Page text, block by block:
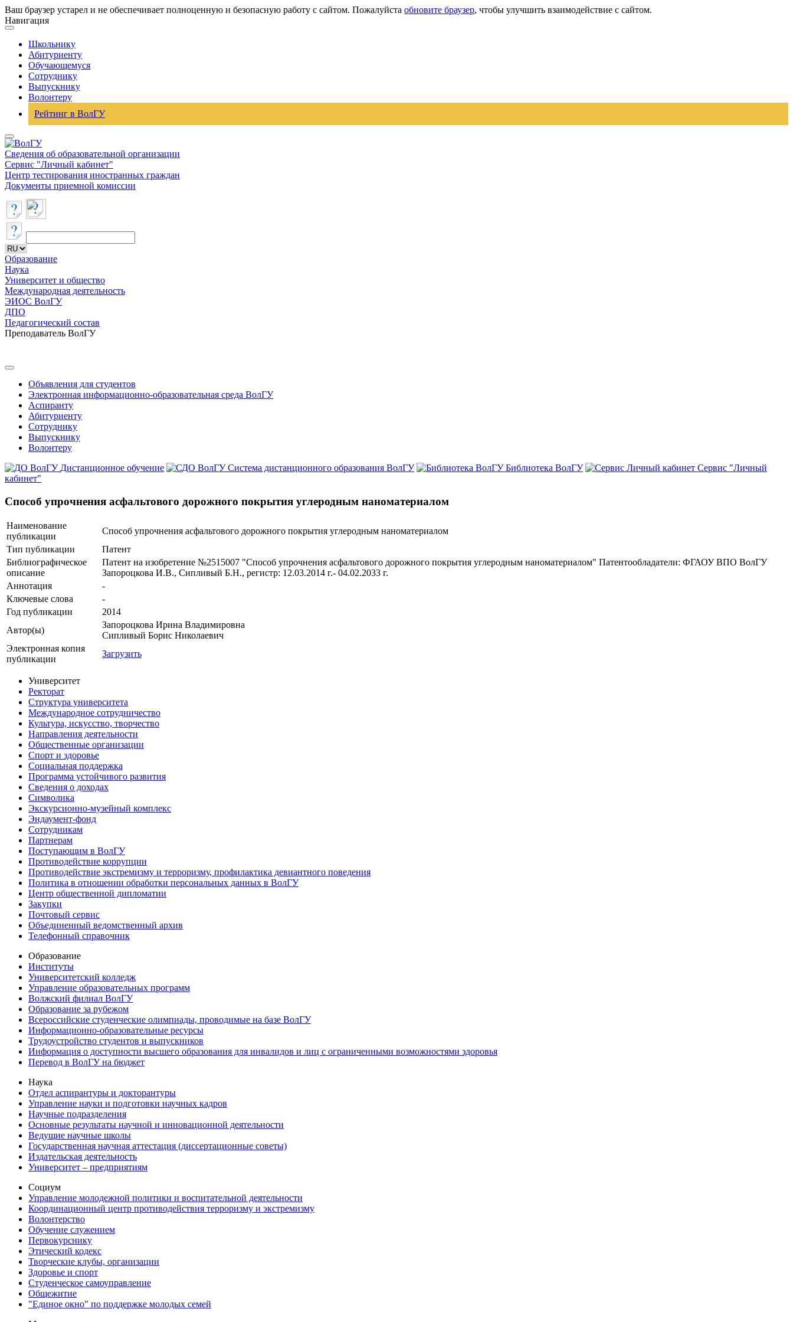
Ваш браузер устарел и не обеспечивает полноценную и безопасную работу с сайтом. Пожалуйста обновите браузер, чтобы улучшить взаимодействие с сайтом.
Навигация
Школьнику
Абитуриенту
Обучающемуся
Сотруднику
Выпускнику
Волонтеру
Рейтинг в ВолГУ
Сведения об образовательной организации
Сервис "Личный кабинет"
Центр тестирования иностранных граждан
Документы приемной комиссии
Образование
Наука
Университет и общество
Международная деятельность
ЭИОС ВолГУ
ДПО
Педагогический состав
Преподаватель ВолГУ
Объявления для студентов
Электронная информационно-образовательная среда ВолГУ
Аспиранту
Абитуриенту
Сотруднику
Выпускнику
Волонтеру
Дистанционное обучение
Система дистанционного образования ВолГУ Библиотека ВолГУ
Сервис "Личный
кабинет"
Способ упрочнения асфальтового дорожного покрытия углеродным наноматериалом
Наименование
публикации
Способ упрочнения асфальтового дорожного покрытия углеродным наноматериалом
Тип публикации
Патент
Библиографическое
описание
Патент на изобретение №2515007 "Способ упрочнения асфальтового дорожного покрытия углеродным наноматериалом" Патентообладатели: ФГАОУ ВПО ВолГУ
Запороцкова И.В., Сипливый Б.Н., регистр: 12.03.2014 г.- 04.02.2033 г.
Аннотация
-
Ключевые cлова
-
Год публикации
2014
Автор(ы)
Запороцкова Ирина Владимировна
Сипливый Борис Николаевич
Электронная копия
публикации
Загрузить
Университет
Ректорат
Структура университета
Международное сотрудничество
Культура, искусство, творчество
Направления деятельности
Общественные организации
Спорт и здоровье
Социальная поддержка
Программа устойчивого развития
Сведения о доходах
Символика
Экскурсионно-музейный комплекс
Эндаумент-фонд
Сотрудникам
Партнерам
Поступающим в ВолГУ
Противодействие коррупции
Противодействие экстремизму и терроризму, профилактика девиантного поведения
Политика в отношении обработки персональных данных в ВолГУ
Центр общественной дипломатии
Закупки
Почтовый сервис
Объединенный ведомственный архив
Телефонный справочник
Образование
Институты
Университетский колледж
Управление образовательных программ
Волжский филиал ВолГУ
Образование за рубежом
Всероссийские студенческие олимпиады, проводимые на базе ВолГУ
Информационно-образовательные ресурсы
Трудоустройство студентов и выпускников
Информация о доступности высшего образования для инвалидов и лиц с ограниченными возможностями здоровья
Перевод в ВолГУ на бюджет
Наука
Отдел аспирантуры и докторантуры
Управление науки и подготовки научных кадров
Научные подразделения
Основные результаты научной и инновационной деятельности
Ведущие научные школы
Государственная научная аттестация (диссертационные советы)
Издательская деятельность
Университет – предприятиям
Социум
Управление молодежной политики и воспитательной деятельности
Координационный центр противодействия терроризму и экстремизму
Волонтерство
Обучение служением
Первокурснику
Этический кодекс
Творческие клубы, организации
Здоровье и спорт
Студенческое самоуправление
Общежитие
"Единое окно" по поддержке молодых семей